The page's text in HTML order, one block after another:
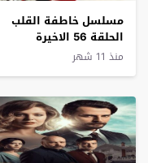
مسلسل خاطفة القلب
الحلقة 56 الاخيرة
منذ 11 شهر